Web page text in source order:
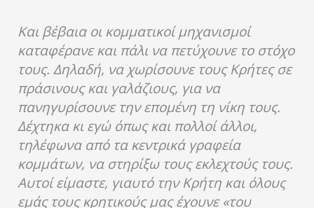
Και βέβαια οι κομματικοί μηχανισμοί
καταφέρανε και πάλι να πετύχουνε το στόχο
τους. Δηλαδή, να χωρίσουνε τους Κρήτες σε
πράσινους και γαλάζιους, για να
πανηγυρίσουνε την επομένη τη νίκη τους.
Δέχτηκα κι εγώ όπως και πολλοί άλλοι,
τηλέφωνα από τα κεντρικά γραφεία
κομμάτων, να στηρίξω τους εκλεχτούς τους.
Αυτοί είμαστε, γιαυτό την Κρήτη και όλους
εμάς τους κρητικούς μας έχουνε «του